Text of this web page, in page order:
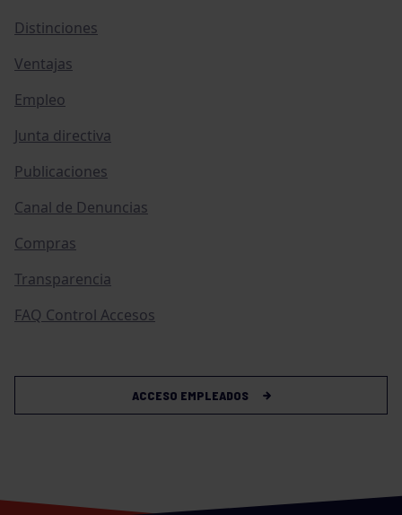
Distinciones
Ventajas
Empleo
Junta directiva
Publicaciones
Canal de Denuncias
Compras
Transparencia
FAQ Control Accesos
ACCESO EMPLEADOS